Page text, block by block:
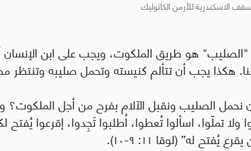
الاسكندرية للأرمن الكاثوليك
هو طريق الملكوت، ويجب على ابن الإنسان
هكذا يجب أن تتألم كنيسته وتحمل صليبه وتنتظر
نحمل الصليب ونقبل الآلام بفرح من أجل الملكوت؟
تملّوا، اسألوا تُعطوا، اُطلبوا تَجِدوا، إقرعوا
له” (لوقا ١١: ٩-١٠).